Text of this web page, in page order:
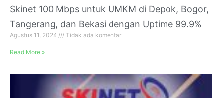
Skinet 100 Mbps untuk UMKM di Depok, Bogor,
Tangerang, dan Bekasi dengan Uptime 99.9%
Agustus 11, 2024 Tidak ada komentar
Read More »